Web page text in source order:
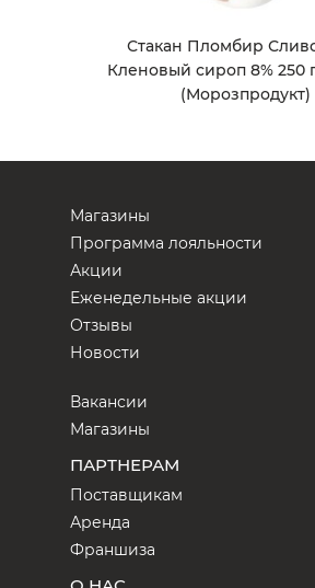
Стакан Пломбир
Кленовый сироп 8%
(Морозпродукт)
Магазины
Программа лояльности
Акции
Еженедельные акции
Отзывы
Новости
Вакансии
Магазины
ПАРТНЕРАМ
Поставщикам
Аренда
Франшиза